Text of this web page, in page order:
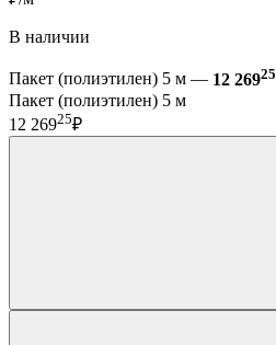
В наличии
Пакет (полиэтилен) 5 м — 12 26925
Пакет (полиэтилен) 5 м
12 26925₽